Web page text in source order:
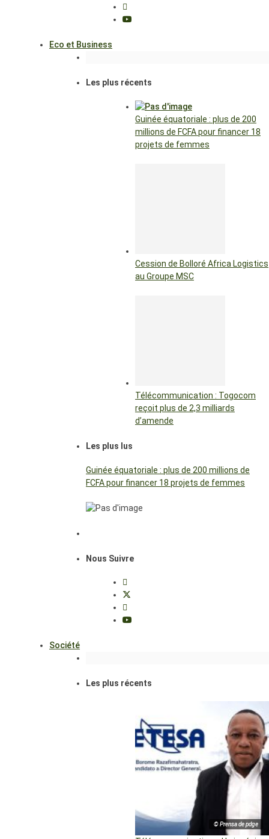
Eco et Business
Les plus récents
Guinée équatoriale : plus de 200
millions de FCFA pour financer 18
projets de femmes
Cession de Bolloré Africa Logistics
au Groupe MSC
Télécommunication : Togocom
reçoit plus de 2,3 milliards
d’amende
Les plus lus
Guinée équatoriale : plus de 200 millions de
FCFA pour financer 18 projets de femmes
Nous Suivre
Société
Les plus récents
© Prensa de pdge